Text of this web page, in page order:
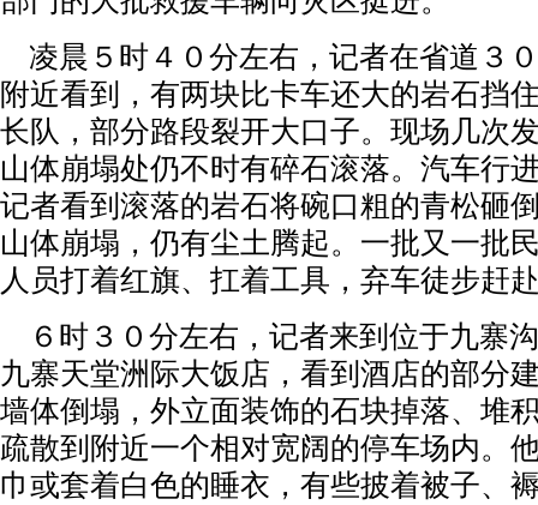
凌晨５时４０分左右，记者在省道３
附近看到，有两块比卡车还大的岩石挡
长队，部分路段裂开大口子。现场几次
山体崩塌处仍不时有碎石滚落。汽车行
记者看到滚落的岩石将碗口粗的青松砸
山体崩塌，仍有尘土腾起。一批又一批
人员打着红旗、扛着工具，弃车徒步赶
６时３０分左右，记者来到位于九寨
九寨天堂洲际大饭店，看到酒店的部分
墙体倒塌，外立面装饰的石块掉落、堆
疏散到附近一个相对宽阔的停车场内。
巾或套着白色的睡衣，有些披着被子、